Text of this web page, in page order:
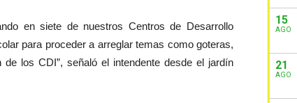
en siete de nuestros Centros de Desarrollo
para proceder a arreglar temas como goteras,
los CDI”, señaló el intendente desde el jardín
15
AGO
21
AGO